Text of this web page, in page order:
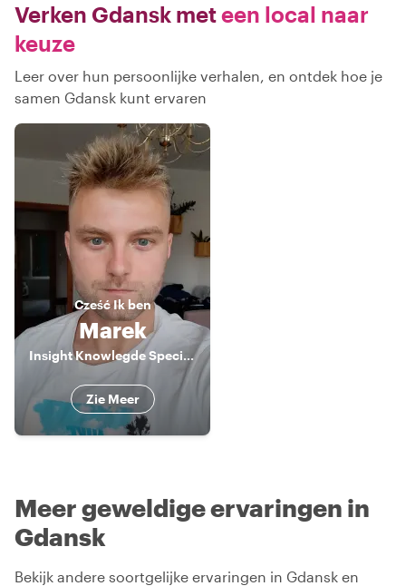
Verken Gdansk meteen local naar
keuze
Leer over hun persoonlijke verhalen, en ontdek hoe je
samen Gdansk kunt ervaren
CześćIk ben
Marek
Insight Knowlegde Specialist
Zie Meer
Meer geweldige ervaringen in
Gdansk
Bekijk andere soortgelijke ervaringen in Gdansk en